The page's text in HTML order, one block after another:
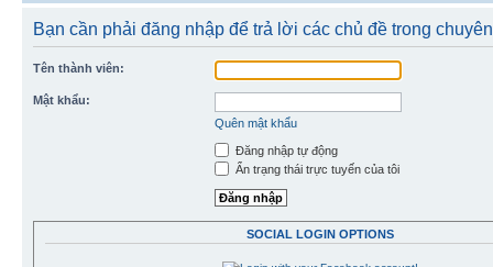
Bạn cần phải đăng nhập để trả lời các chủ đề trong
Tên thành viên:
Mật khẩu:
Quên mật khẩu
Đăng nhập tự động
Ẩn trạng thái trực tuyến của tôi
SOCIAL LOGIN OPTIONS